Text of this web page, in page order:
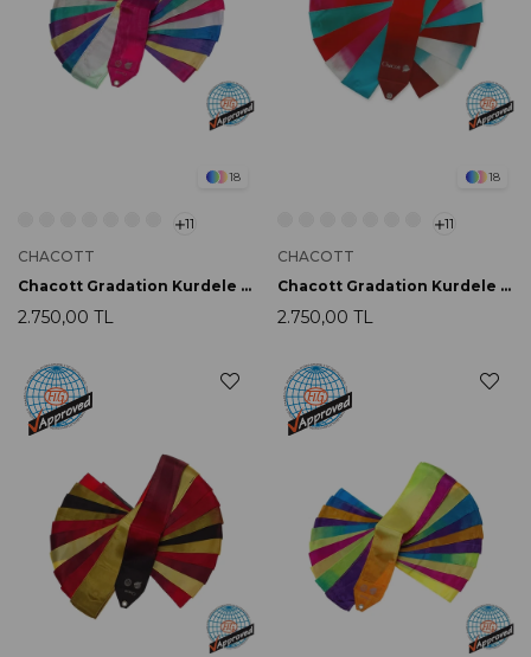
18
11
CHACOTT
Chacott Gradation Kurdele 5m 750 Coral
2.750,00 TL
18
11
CHACOTT
Chacott Gradation Kurdele 5m 753 Strawberry
2.750,00 TL